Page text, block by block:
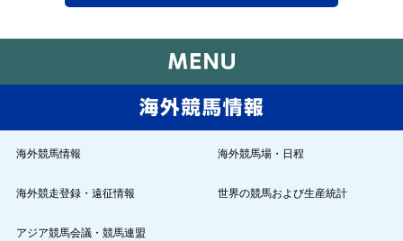
海外競馬情報 海外競馬場・日程
海外競走登録・遠征情報 世界の競馬および生産統計
アジア競馬会議・競馬連盟